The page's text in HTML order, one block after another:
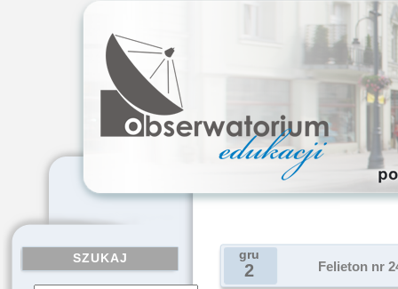
SZUKAJ gru
2 Felieton nr